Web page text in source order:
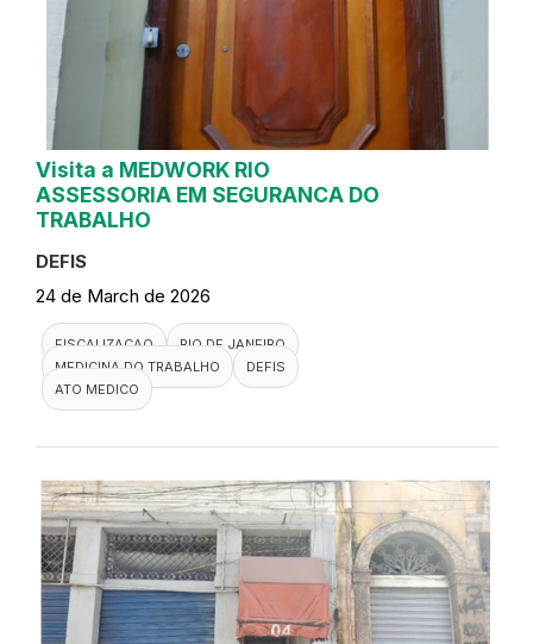
Visita a MEDWORK RIO
ASSESSORIA EM SEGURANCA DO
TRABALHO
DEFIS
24 de March de 2026
FISCALIZACAO
RIO DE JANEIRO
MEDICINA DO TRABALHO
DEFIS
ATO MEDICO